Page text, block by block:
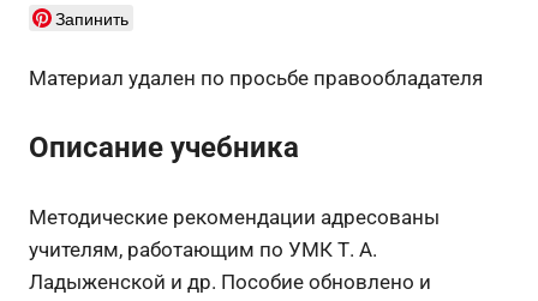
скачать
pdf
Запинить
Материал удален по просьбе правообладателя
Описание учебника
Методические рекомендации адресованы
учителям, работающим по УМК Т. А.
Ладыженской и др. Пособие обновлено и